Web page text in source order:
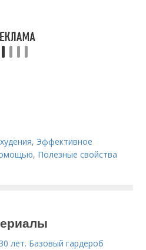
, Эффективное
, Полезные свойства
лет. Базовый гардероб